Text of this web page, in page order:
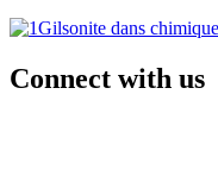
Gilsonite dans
Connect with us